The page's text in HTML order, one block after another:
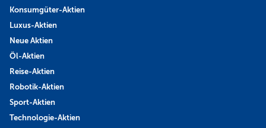
Konsumgüter-Aktien
Luxus-Aktien
Neue Aktien
Öl-Aktien
Reise-Aktien
Robotik-Aktien
Sport-Aktien
Technologie-Aktien